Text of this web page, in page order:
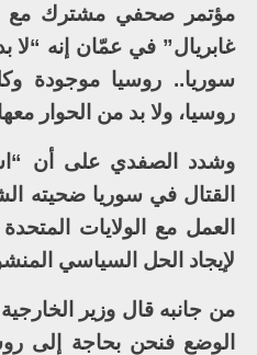
مؤتمر صحفي مشترك مع
غابريال” في عمّان إنه
سوريا.. روسيا موجودة
روسيا، ولا بد من الحوار
وشدد الصفدي على أن
القتال في سوريا ضحيته
العمل مع الولايات
لإيجاد الحل السياسي
من جانبه قال وزير
الوضع فنحن بحاجة إلى